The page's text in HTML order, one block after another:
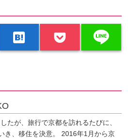
hatenabookmark line
たが、旅行で京都を訪れるたびに、
き、移住を決意。 2016年1月から京